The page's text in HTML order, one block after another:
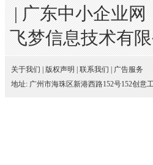
|广东中小企业网
飞梦信息技术有
关于我们 版权声明 联系我们
广告服务
地址: 广州市海珠区新港西路152号152创意